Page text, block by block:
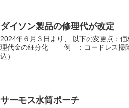
ダイソン製品の修理代が改定
2024年６月３日より、 以下の変更点：
理代金の細分化 例 ：コードレス掃
込） ４年以
サーモス水筒ポーチ